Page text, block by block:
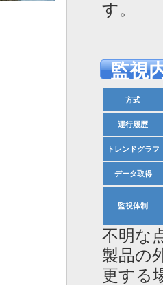
す。
監視
方式
運行履歴
トレンドグラフ
データ取得
監視体制
不明な
製品の
更する